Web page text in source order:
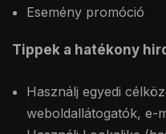
Esemény promóció
Tippek a hatékony
Használj egyedi
weboldallátogatók, e-